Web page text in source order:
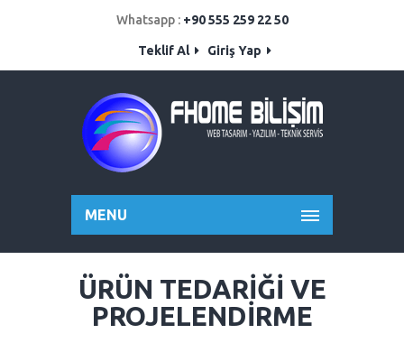
Whatsapp : +90 555 259 22 50
Teklif Al Giriş Yap
MENU
ÜRÜN TEDARİĞİ VE
PROJELENDİRME